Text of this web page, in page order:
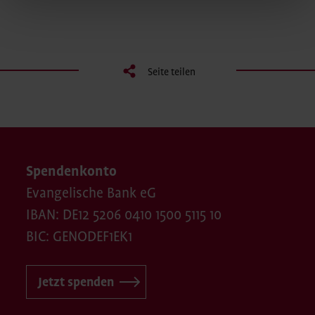
Seite teilen
Spendenkonto
Evangelische Bank eG
IBAN: DE12 5206 0410 1500 5115 10
BIC: GENODEF1EK1
Jetzt spenden